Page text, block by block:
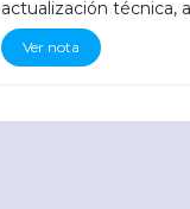
actualización técnica,
Ver nota